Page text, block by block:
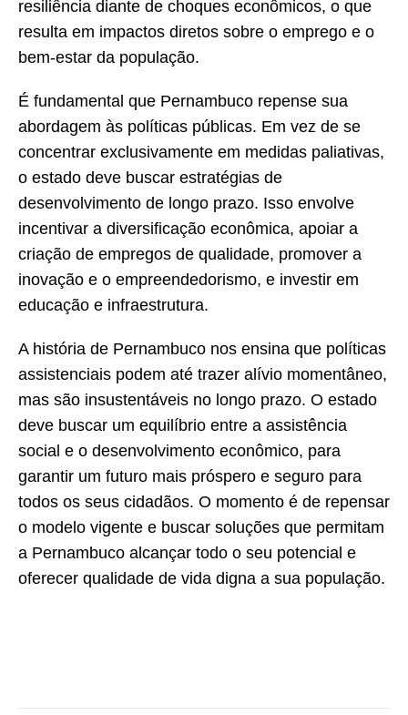
resiliência diante de choques econômicos, o que
resulta em impactos diretos sobre o emprego e o
bem-estar da população.
É fundamental que Pernambuco repense sua
abordagem às políticas públicas. Em vez de se
concentrar exclusivamente em medidas paliativas,
o estado deve buscar estratégias de
desenvolvimento de longo prazo. Isso envolve
incentivar a diversificação econômica, apoiar a
criação de empregos de qualidade, promover a
inovação e o empreendedorismo, e investir em
educação e infraestrutura.
A história de Pernambuco nos ensina que políticas
assistenciais podem até trazer alívio momentâneo,
mas são insustentáveis no longo prazo. O estado
deve buscar um equilíbrio entre a assistência
social e o desenvolvimento econômico, para
garantir um futuro mais próspero e seguro para
todos os seus cidadãos. O momento é de repensar
o modelo vigente e buscar soluções que permitam
a Pernambuco alcançar todo o seu potencial e
oferecer qualidade de vida digna a sua população.